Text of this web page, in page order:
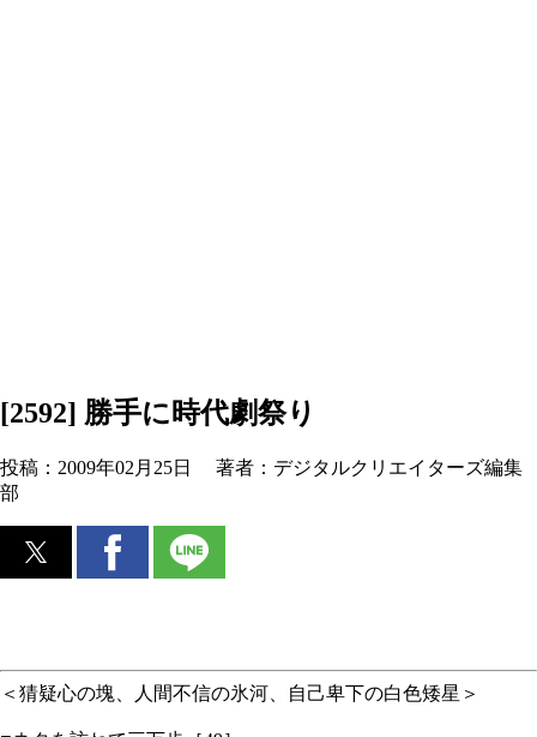
[2592] 勝手に時代劇祭り
投稿： 2009年02月25日 著者： デジタルクリエイターズ編集
部
＜猜疑心の塊、人間不信の氷河、自己卑下の白色矮星＞